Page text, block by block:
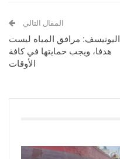
المقال التالي
اليونيسف: مرافق المياه ليست
هدفا، ويجب حمايتها في كافة
الأوقات